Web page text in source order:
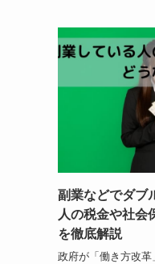
副業などでダブ
人の税金や社会
を徹底解説
政府が「働き方改